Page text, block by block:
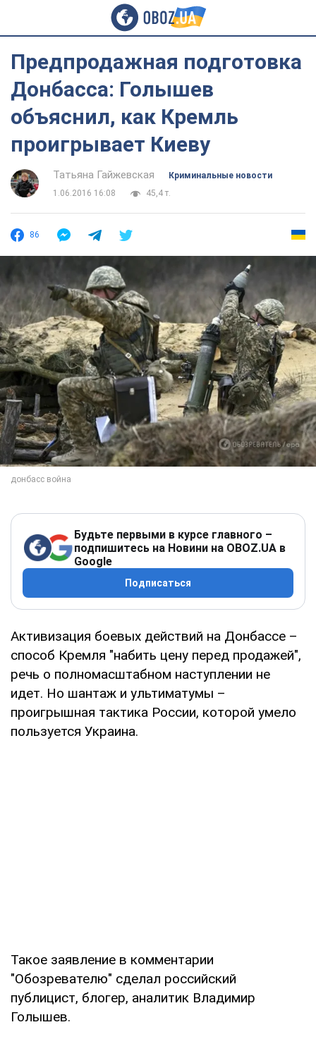
Предпродажная подготовка
Донбасса: Голышев
объяснил, как Кремль
проигрывает Киеву
Татьяна Гайжевская
Криминальные новости
1.06.2016 16:08
45,4 т.
86
Будьте первыми в курсе главного –
подпишитесь на Новини на OBOZ.UA в
Google
Подписаться
Активизация боевых действий на Донбассе –
способ Кремля "набить цену перед продажей",
речь о полномасштабном наступлении не
идет. Но шантаж и ультиматумы –
проигрышная тактика России, которой умело
пользуется Украина.
Такое заявление в комментарии
"Обозревателю" сделал российский
публицист, блогер, аналитик Владимир
Голышев.